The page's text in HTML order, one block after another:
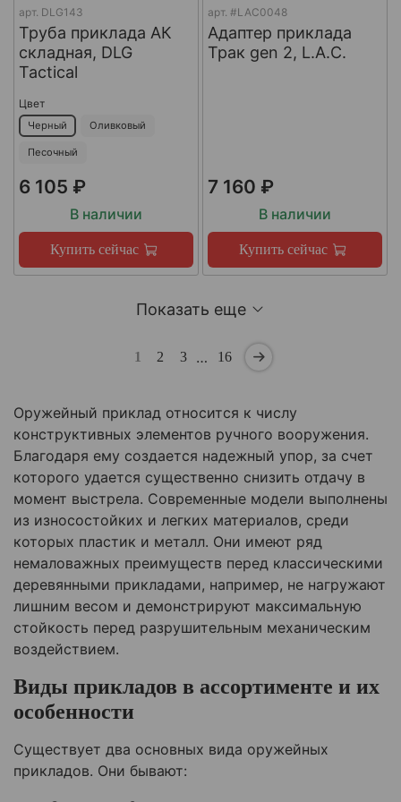
арт. DLG143
Труба приклада АК
складная, DLG
Tactical
Цвет
Черный Оливковый
Песочный
6 105 ₽
В наличии
Купить сейчас
арт. #LAC0048
Адаптер приклада
Трак gen 2, L.A.C.
7 160 ₽
В наличии
Купить сейчас
Показать еще
1 2 3 … 16
Оружейный приклад относится к числу
конструктивных элементов ручного вооружения.
Благодаря ему создается надежный упор, за счет
которого удается существенно снизить отдачу в
момент выстрела. Современные модели выполнены
из износостойких и легких материалов, среди
которых пластик и металл. Они имеют ряд
немаловажных преимуществ перед классическими
деревянными прикладами, например, не нагружают
лишним весом и демонстрируют максимальную
стойкость перед разрушительным механическим
воздействием.
Виды прикладов в ассортименте и их
особенности
Существует два основных вида оружейных
прикладов. Они бывают: